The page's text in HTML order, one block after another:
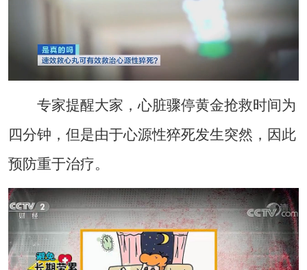
专家提醒大家，心脏骤停黄金抢救时间为
四分钟，但是由于心源性猝死发生突然，因此
预防重于治疗。